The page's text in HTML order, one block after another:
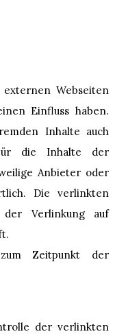
Webseiten
Einfluss haben.
Inhalte auch
die Inhalte der
Anbieter oder
Die verlinkten
Verlinkung auf
Zeitpunkt der
der verlinkten